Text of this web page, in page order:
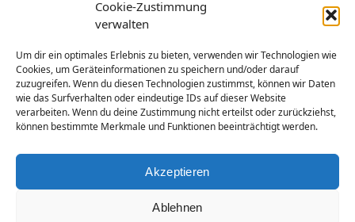
Cookie-Zustimmung
verwalten
Um dir ein optimales Erlebnis zu bieten, verwenden wir Technologien wie
Cookies, um Geräteinformationen zu speichern und/oder darauf
zuzugreifen. Wenn du diesen Technologien zustimmst, können wir Daten
wie das Surfverhalten oder eindeutige IDs auf dieser Website
verarbeiten. Wenn du deine Zustimmung nicht erteilst oder zurückziehst,
können bestimmte Merkmale und Funktionen beeinträchtigt werden.
Akzeptieren
Ablehnen
Telefon: 066 64 – 911 911
Mobil: 0 172 - 9 043 334
Links